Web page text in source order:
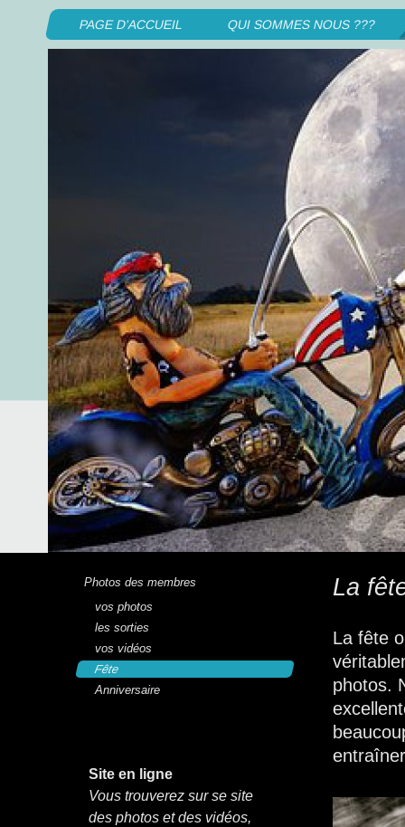
PAGE D’ACCUEIL QUI SOMMES NOUS ???
La
La fête
photos.
Photos des membres
vos photos
les sorties
vos vidéos
Fête
Anniversaire
Site en ligne
Vous trouverez sur se site
des photos et des vidéos,